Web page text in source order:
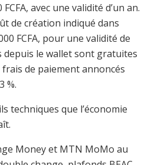
avec une validité d’un an.
de création indiqué dans
FCFA, pour une validité de
depuis le wallet sont gratuites
frais de paiement annoncés
%.
techniques que l’économie